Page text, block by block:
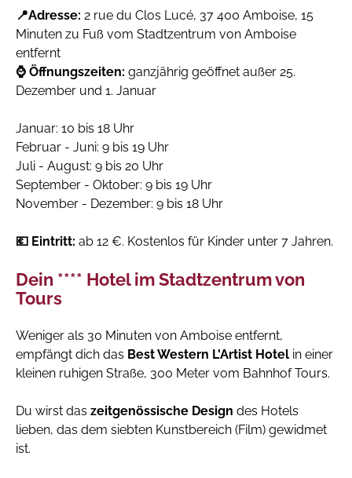
📍Adresse: 2 rue du Clos Lucé, 37 400 Amboise, 15
Minuten zu Fuß vom Stadtzentrum von Amboise
entfernt
⌚ Öffnungszeiten: ganzjährig geöffnet außer 25.
Dezember und 1. Januar
Januar: 10 bis 18 Uhr
Februar - Juni: 9 bis 19 Uhr
Juli - August: 9 bis 20 Uhr
September - Oktober: 9 bis 19 Uhr
November - Dezember: 9 bis 18 Uhr
💶 Eintritt: ab 12 €. Kostenlos für Kinder unter 7 Jahren.
Dein **** Hotel im Stadtzentrum von
Tours
Weniger als 30 Minuten von Amboise entfernt,
empfängt dich das Best Western L'Artist Hotel in einer
kleinen ruhigen Straße, 300 Meter vom Bahnhof Tours.
Du wirst das zeitgenössische Design des Hotels
lieben, das dem siebten Kunstbereich (Film) gewidmet
ist.